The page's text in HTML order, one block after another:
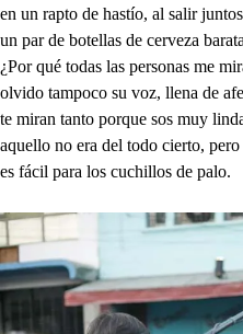
en un rapto de hastío, al salir
un par de botellas de cerveza
¿Por qué todas las personas me
olvido tampoco su voz, llena de
te miran tanto porque sos muy
aquello no era del todo cierto,
es fácil para los cuchillos de palo.